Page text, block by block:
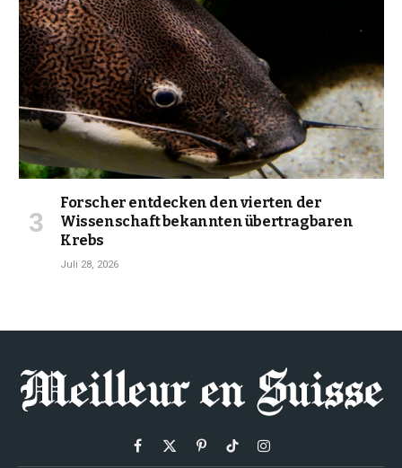
Forscher entdecken den vierten der
Wissenschaft bekannten übertragbaren
Krebs
Juli 28, 2026
Facebook
X
PinterestTikTokInstagram